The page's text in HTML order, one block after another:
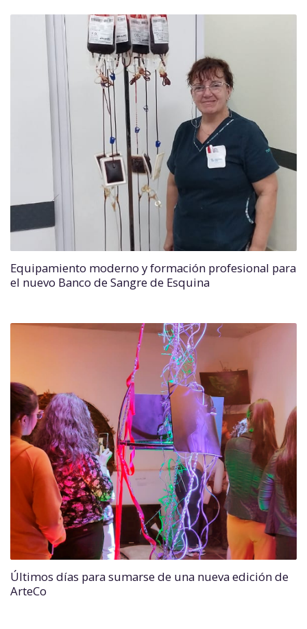
Equipamiento moderno y formación profesional para
el nuevo Banco de Sangre de Esquina
Últimos días para sumarse de una nueva edición de
ArteCo